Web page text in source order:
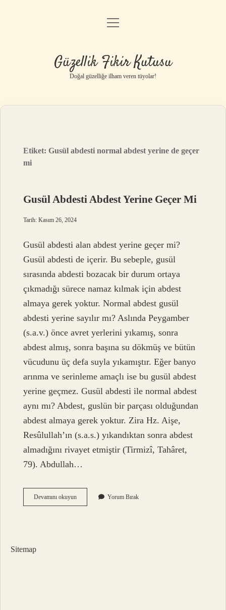
Anasayfa
Yasal Uyarı
menüyü
Güzellik Fikir Kutusu
Doğal güzelliğe ilham veren tüyolar!
Etiket:Gusül abdesti normal abdest yerine de geçer
mi
Gusül Abdesti Abdest Yerine Geçer Mi
Tarih: Kasım 26, 2024
Gusül abdesti alan abdest yerine geçer mi?
Gusül abdesti de içerir. Bu sebeple, gusül
sırasında abdesti bozacak bir durum ortaya
çıkmadığı sürece namaz kılmak için abdest
almaya gerek yoktur. Normal abdest gusül
abdesti yerine sayılır mı? Aslında Peygamber
(s.a.v.) önce avret yerlerini yıkamış, sonra
abdest almış, sonra başına su dökmüş ve bütün
vücudunu üç defa suyla yıkamıştır. Eğer banyo
arınma ve serinleme amaçlı ise bu gusül abdest
yerine geçmez. Gusül abdesti ile normal abdest
aynı mı? Abdest, guslün bir parçası olduğundan
abdest almaya gerek yoktur. Zira Hz. Aişe,
Resûlullah’ın (s.a.s.) yıkandıktan sonra abdest
almadığını rivayet etmiştir (Tirmizî, Tahâret,
79). Abdullah…
Devamını okuyunGusül
Abdesti
Yorum Bırak
Sitemap